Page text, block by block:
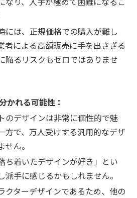
には、正規価格での購入が難し
者による高額販売に手を出さざる
陥るリスクもゼロではありませ
かれる可能性：
のデザインは非常に個性的で魅
方で、万人受けする汎用的なデザ
ん。
ち着いたデザインが好き」とい
派手に感じるかもしれません。
クターデザインであるため、他の